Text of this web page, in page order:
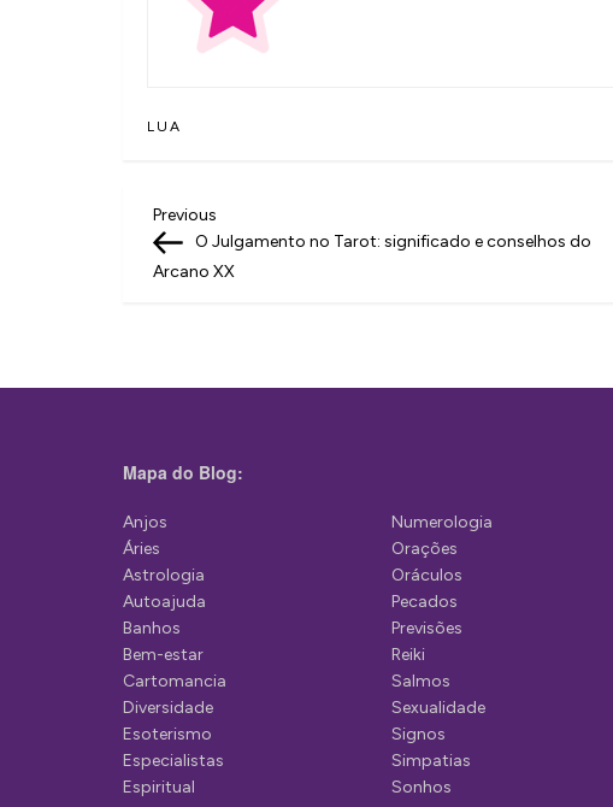
LUA
N
a
g
ç
o
d
e
P
o
s
t
Previous
Post
Previous
O Julgamento no Tarot: significado e conselhos do
Arcano XX
Mapa do Blog:
Anjos
Áries
Astrologia
Autoajuda
Banhos
Bem-estar
Cartomancia
Diversidade
Esoterismo
Especialistas
Espiritual
Numerologia
Orações
Oráculos
Pecados
Previsões
Reiki
Salmos
Sexualidade
Signos
Simpatias
Sonhos